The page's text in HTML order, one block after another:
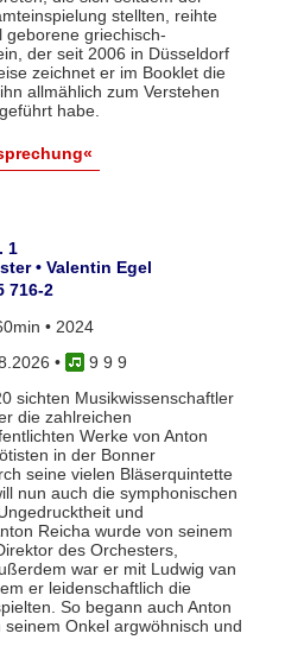
stellten, reihte
geborene griechisch-
der seit 2006 in Düsseldorf
zeichnet er im Booklet die
allmählich zum Verstehen
habe.
1
• Valentin Egel
716-2
• 2024
•
9 9 9
sichten Musikwissenschaftler
die zahlreichen
Werke von Anton
in der Bonner
seine vielen Bläserquintette
nun auch die symphonischen
und
Reicha wurde von seinem
des Orchesters,
war er mit Ludwig van
er leidenschaftlich die
So begann auch Anton
Onkel argwöhnisch und